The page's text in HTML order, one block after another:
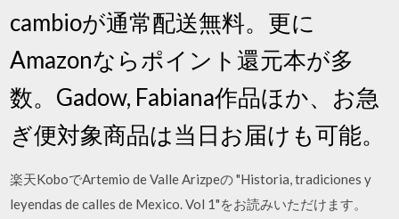
cambioが通常配送無料。更に
Amazonならポイント還元本が多
数。Gadow, Fabiana作品ほか、お急
ぎ便対象商品は当日お届けも可能。
楽天KoboでArtemio de Valle Arizpeの "Historia, tradiciones y
leyendas de calles de Mexico. Vol 1"をお読みいただけます。